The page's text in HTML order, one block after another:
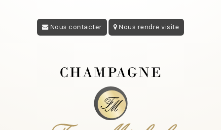
Nous contacter Nous rendre visite